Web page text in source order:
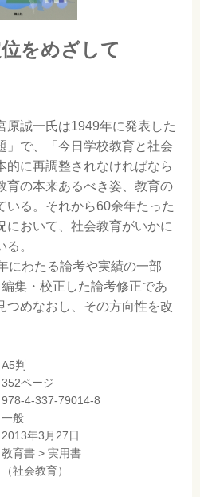
をめざして
誠一氏は1949年に発表した
」で、「今日学校教育と社会
的に再調整されなければなら
の本来あるべき姿、教育の
いる。それから60余年たった
において、社会教育がいかに
。
わたる論考や実績の一部
集・校正した論考修正であ
つめなおし、その方向性を改
A5判
352ページ
978-4-337-79014-8
一般
2013年3月27日
教育書 > 実用書
（社会教育）